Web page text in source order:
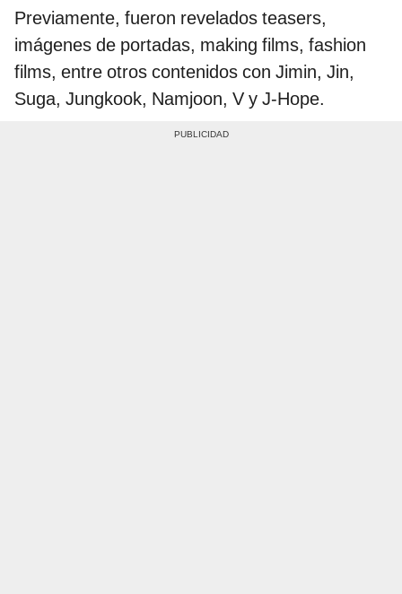
Previamente, fueron revelados teasers,
imágenes de portadas, making films, fashion
films, entre otros contenidos con Jimin, Jin,
Suga, Jungkook, Namjoon, V y J-Hope.